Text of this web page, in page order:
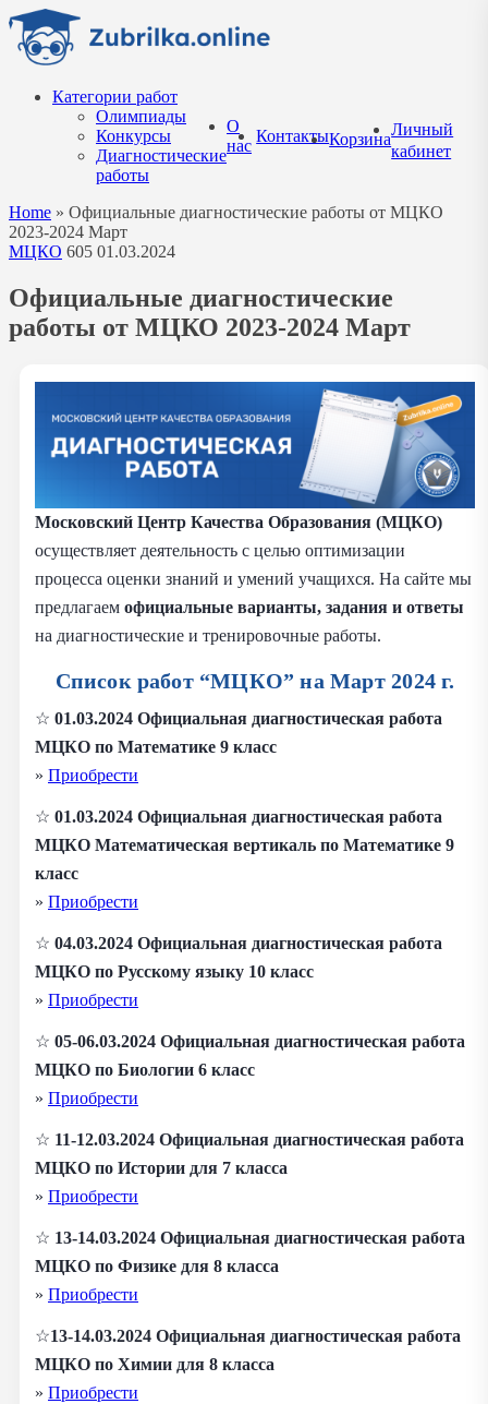
Перейти
содержанию
Категории работ
Олимпиады
Конкурсы
Диагностические
работы
О
нас
КонтактыКорзина
Личный
кабинет
Home » Официальные диагностические работы от МЦКО
2023-2024 Март
МЦКО 605 01.03.2024
Официальные диагностические
работы от МЦКО 2023-2024 Март
Московский Центр Качества Образования (МЦКО)
осуществляет деятельность с целью оптимизации
процесса оценки знаний и умений учащихся. На сайте мы
предлагаем официальные варианты, задания и ответы
на диагностические и тренировочные работы.
Список работ “МЦКО” на Март 2024 г.
☆ 01.03.2024 Официальная диагностическая работа
МЦКО по Математике 9 класс
» Приобрести
☆ 01.03.2024 Официальная диагностическая работа
МЦКО Математическая вертикаль по Математике 9
класс
» Приобрести
☆ 04.03.2024 Официальная диагностическая работа
МЦКО по Русскому языку 10 класс
» Приобрести
☆ 05-06.03.2024 Официальная диагностическая работа
МЦКО по Биологии 6 класс
» Приобрести
☆ 11-12.03.2024 Официальная диагностическая работа
МЦКО по Истории для 7 класса
» Приобрести
☆ 13-14.03.2024 Официальная диагностическая работа
МЦКО по Физике для 8 класса
» Приобрести
☆13-14.03.2024 Официальная диагностическая работа
МЦКО по Химии для 8 класса
» Приобрести